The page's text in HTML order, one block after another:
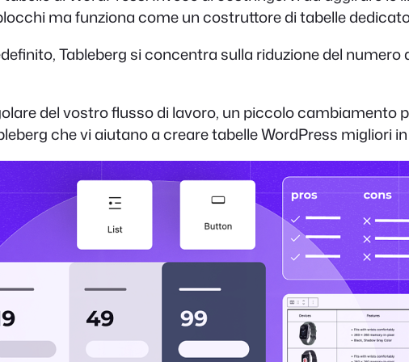
ma funziona come un costruttore di tabelle
Tableberg si concentra sulla riduzione del
del vostro flusso di lavoro, un piccolo cambiamento
che vi aiutano a creare tabelle WordPress migliori